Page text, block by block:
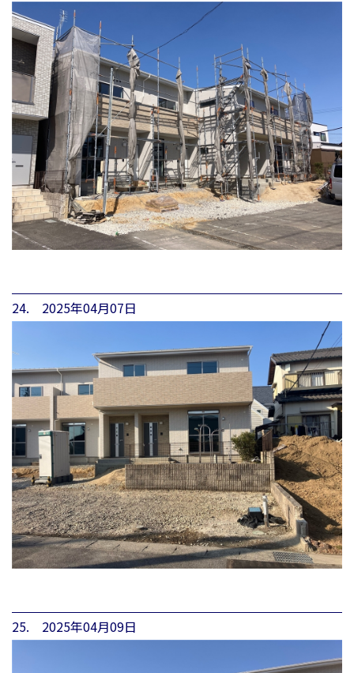
24. 2025年04月07日
25. 2025年04月09日